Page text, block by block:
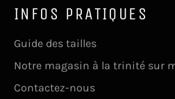
INFOS PRATIQUES
Guide des tailles
Notre magasin à la trinité sur
Contactez-nous